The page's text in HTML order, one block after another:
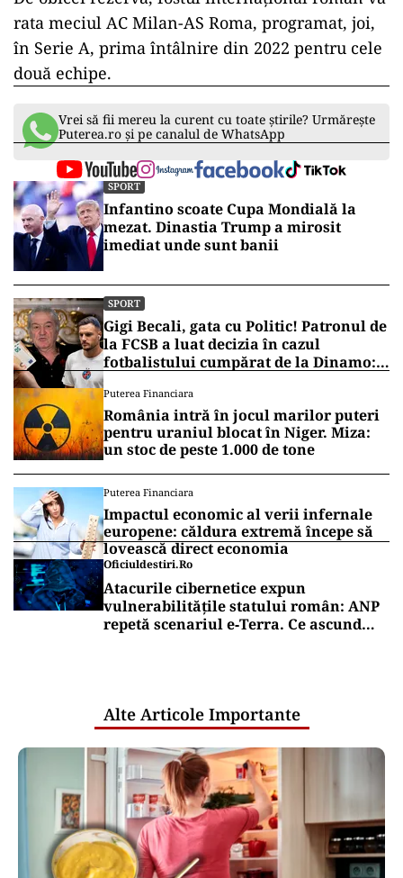
rata meciul AC Milan-AS Roma, programat, joi,
în Serie A, prima întâlnire din 2022 pentru cele
două echipe.
Vrei să fii mereu la curent cu toate știrile? Urmărește
Puterea.ro și pe canalul de WhatsApp
SPORT
Infantino scoate Cupa Mondială la
mezat. Dinastia Trump a mirosit
imediat unde sunt banii
SPORT
Gigi Becali, gata cu Politic! Patronul de
la FCSB a luat decizia în cazul
fotbalistului cumpărat de la Dinamo:
Puterea Financiara
România intră în jocul marilor puteri
pentru uraniul blocat în Niger. Miza:
un stoc de peste 1.000 de tone
Puterea Financiara
Impactul economic al verii infernale
europene: căldura extremă începe să
lovească direct economia
Oficiuldestiri.ro
Atacurile cibernetice expun
vulnerabilitățile statului român: ANP
repetă scenariul e‑Terra. Ce ascund
Alte Articole Importante